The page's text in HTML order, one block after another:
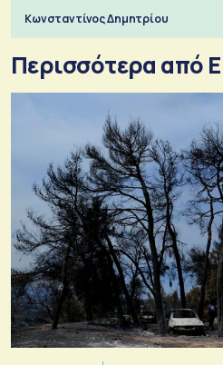
Κωνσταντίνος Δημητρίου
Περισσότερα από